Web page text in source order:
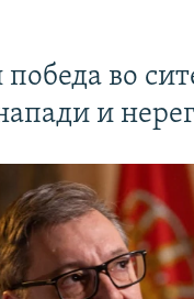
победа во
и